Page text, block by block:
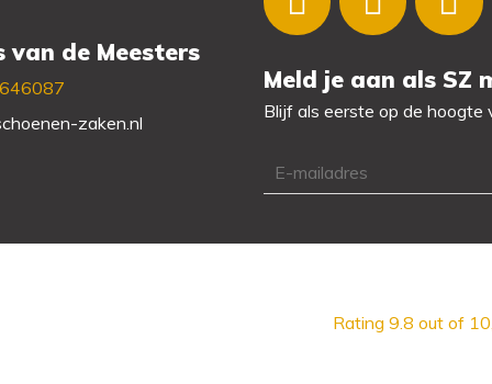
van de Meesters
zaken.nl
Meld je aan als SZ
Blijf als eerste op de hoogte
Rating 9.8 out of